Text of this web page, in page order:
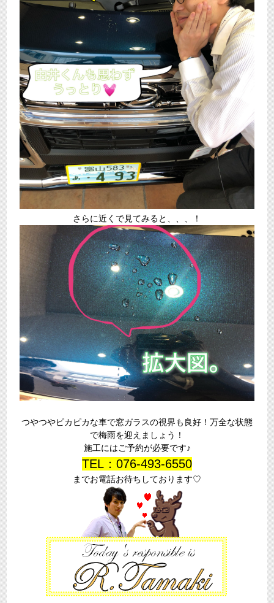
さらに近くで見てみると、、、！
つやつやピカピカな車で窓ガラスの視界も良好！万全な状態
で梅雨を迎えましょう！
施工にはご予約が必要です♪
TEL：076-493-6550
までお電話お待ちしております♡